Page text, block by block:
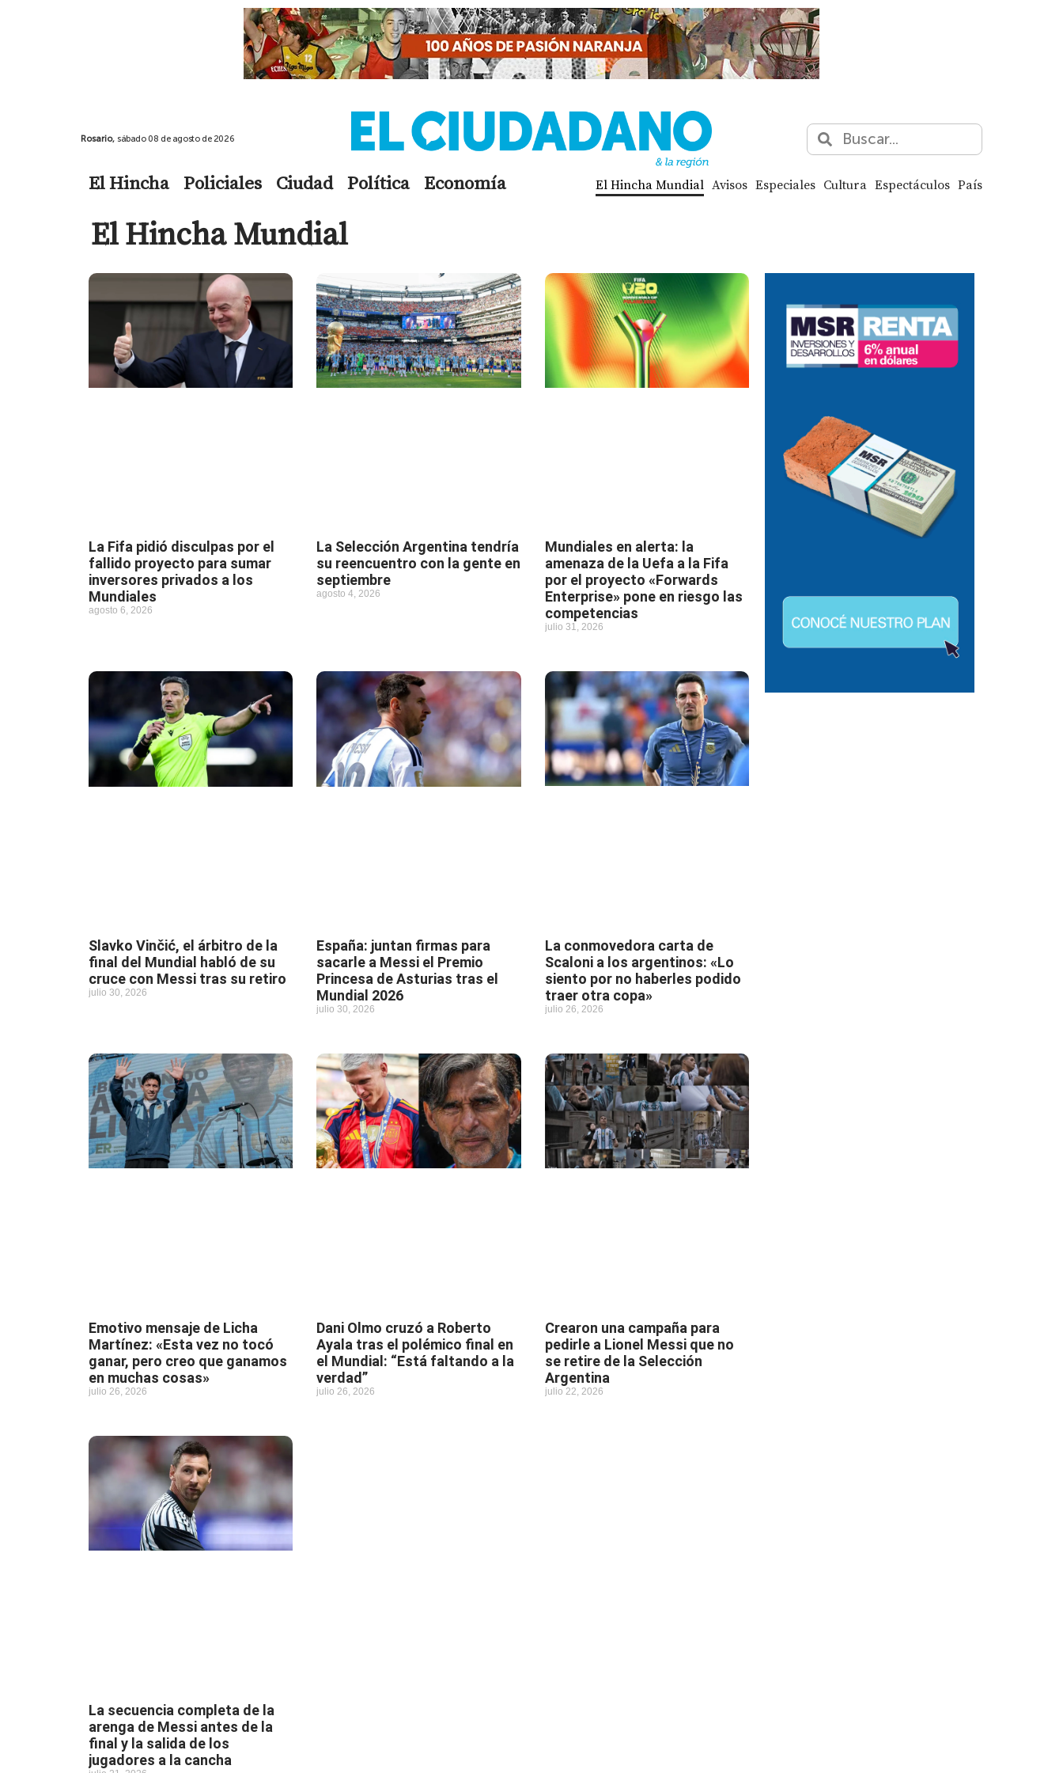
Rosario, sábado 08 de agosto de 2026
El Hincha Policiales Ciudad Política Economía El Hincha Mundial Avisos Especiales Cultura Espectáculos País
El Hincha Mundial
La Fifa pidió disculpas por el
fallido proyecto para sumar
inversores privados a los
Mundiales
agosto 6, 2026
La Selección Argentina tendría
su reencuentro con la gente en
septiembre
agosto 4, 2026
Mundiales en alerta: la
amenaza de la Uefa a la Fifa
por el proyecto «Forwards
Enterprise» pone en riesgo las
competencias
julio 31, 2026
Slavko Vinčić, el árbitro de la
final del Mundial habló de su
cruce con Messi tras su retiro
julio 30, 2026
España: juntan firmas para
sacarle a Messi el Premio
Princesa de Asturias tras el
Mundial 2026
julio 30, 2026
La conmovedora carta de
Scaloni a los argentinos: «Lo
siento por no haberles podido
traer otra copa»
julio 26, 2026
Emotivo mensaje de Licha
Martínez: «Esta vez no tocó
ganar, pero creo que ganamos
en muchas cosas»
julio 26, 2026
Dani Olmo cruzó a Roberto
Ayala tras el polémico final en
el Mundial: “Está faltando a la
verdad”
julio 26, 2026
Crearon una campaña para
pedirle a Lionel Messi que no
se retire de la Selección
Argentina
julio 22, 2026
La secuencia completa de la
arenga de Messi antes de la
final y la salida de los
jugadores a la cancha